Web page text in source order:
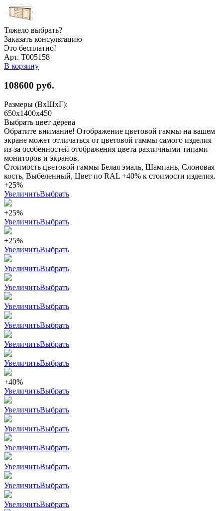
Тяжело выбрать?
Заказать консультацию
Это бесплатно!
Арт. Т005158
В корзину
108600 руб.
Размеры (ВхШхГ):
650х1400х450
Выбрать цвет дерева
Обратите внимание! Отображение цветовой гаммы на вашем
экране может отличаться от цветовой гаммы самого изделия
из-за особенностей отображения цвета различными типами
мониторов и экранов.
Стоимость цветовой гаммы Белая эмаль, Шампань, Слоновая
кость, Выбеленный, Цвет по RAL +40% к стоимости изделия.
+25%
УвеличитьВыбрать
+25%
УвеличитьВыбрать
+25%
УвеличитьВыбрать
УвеличитьВыбрать
УвеличитьВыбрать
УвеличитьВыбрать
УвеличитьВыбрать
УвеличитьВыбрать
УвеличитьВыбрать
+40%
УвеличитьВыбрать
УвеличитьВыбрать
УвеличитьВыбрать
УвеличитьВыбрать
УвеличитьВыбрать
УвеличитьВыбрать
УвеличитьВыбрать